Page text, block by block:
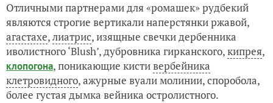
Отличными партнерами для «ромашек» рудбекий
являются строгие вертикали наперстянки ржавой,
агастахе,лиатрис, изящные свечки дербенника
иволистного ‘Blush’, дубровника гирканского,кипрея,
клопогона, поникающие кистивербейника
клетровидного, ажурные вуали молинии, споробола,
более густая дымка вейника остролистного.